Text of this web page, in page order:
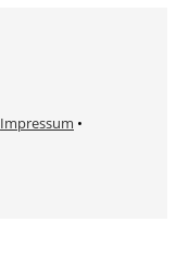
Impressum •